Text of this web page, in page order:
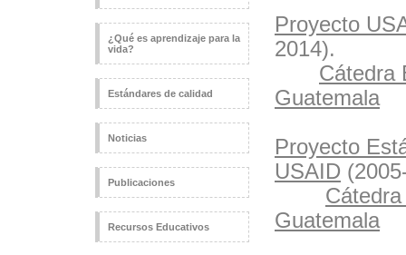
¿Qué es aprendizaje para la
vida?
Estándares de calidad
Noticias
Publicaciones
Recursos Educativos
Proyecto
2014).
Cátedra
Guatemala
Proyecto
USAID
Guatemala